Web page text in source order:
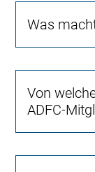
Was
Von
ADFC-